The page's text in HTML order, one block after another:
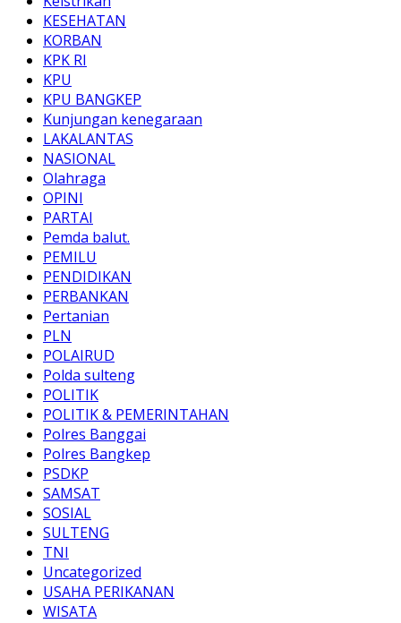
KESEHATAN
KORBAN
KPK RI
KPU
KPU BANGKEP
Kunjungan kenegaraan
LAKALANTAS
NASIONAL
Olahraga
OPINI
PARTAI
Pemda balut.
PEMILU
PENDIDIKAN
PERBANKAN
Pertanian
PLN
POLAIRUD
Polda sulteng
POLITIK
POLITIK & PEMERINTAHAN
Polres Banggai
Polres Bangkep
PSDKP
SAMSAT
SOSIAL
SULTENG
TNI
Uncategorized
USAHA PERIKANAN
WISATA